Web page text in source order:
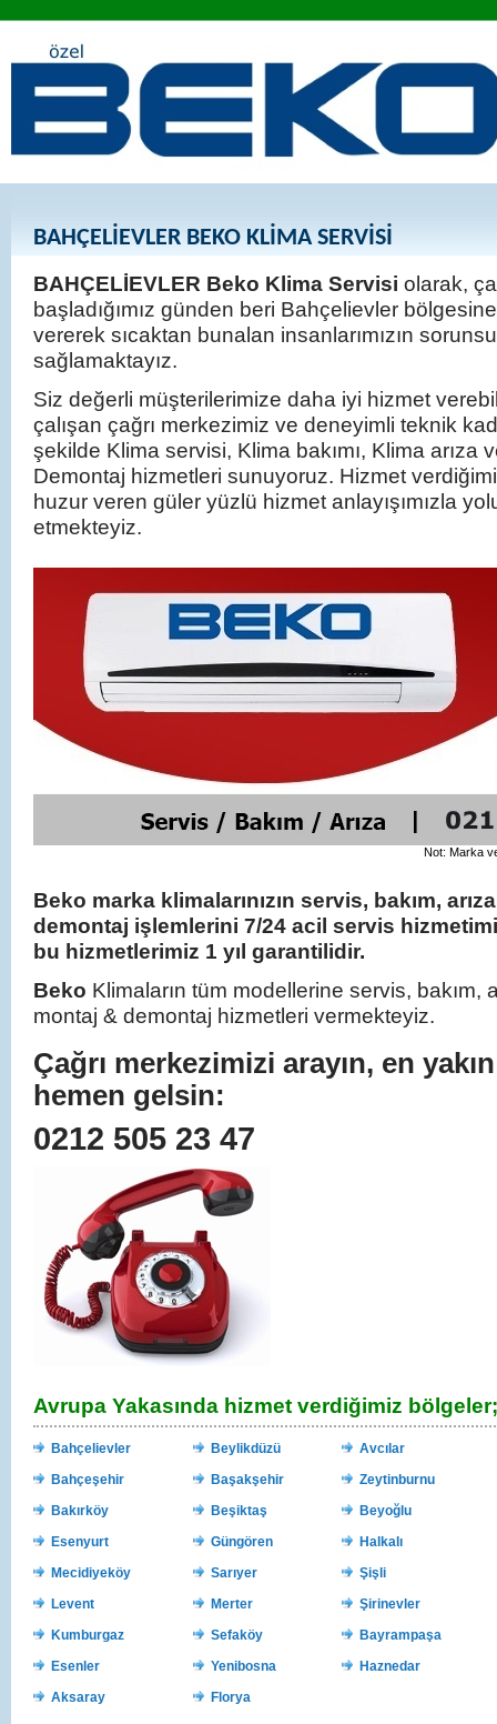
BAHÇELİEVLER BEKO KLİMA SERVİSİ
BAHÇELİEVLER Beko Klima Servisi olarak,
başladığımız günden beri Bahçelievler
vererek sıcaktan bunalan insanlarımızın
sağlamaktayız.
Siz değerli müşterilerimize daha iyi hizmet
çalışan çağrı merkezimiz ve deneyimli teknik
şekilde Klima servisi, Klima bakımı, Klima arıza
Demontaj hizmetleri sunuyoruz. Hizmet
huzur veren güler yüzlü hizmet anlayışımızla
etmekteyiz.
Not: Marka
Beko marka klimalarınızın servis, bakım,
demontaj işlemlerini 7/24 acil servis
bu hizmetlerimiz 1 yıl garantilidir.
Beko Klimaların tüm modellerine servis, bakım,
montaj & demontaj hizmetleri vermekteyiz.
Çağrı merkezimizi arayın, en
hemen gelsin:
0212 505 23 47
Avrupa Yakasında hizmet verdiğimiz bölgeler;
Bahçelievler Beylikdüzü
Avcılar
Bahçeşehir
Başakşehir
Zeytinburnu
Bakırköy
Beşiktaş
Beyoğlu
Esenyurt
Güngören
Halkalı
Mecidiyeköy
Sarıyer
Şişli
Levent
Merter
Şirinevler
Kumburgaz
Sefaköy
Bayrampaşa
Esenler
Yenibosna
Haznedar
Aksaray
Florya